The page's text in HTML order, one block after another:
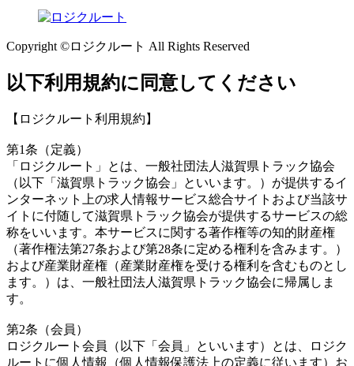
Copyright ©ロジクルート All Rights Reserved
以下利用規約に同意してください
【ロジクルート利用規約】
第1条（定義）
「ロジクルート」とは、一般社団法人滋賀県トラック協会
（以下「滋賀県トラック協会」といいます。）が提供するイ
ンターネット上の求人情報サービス総合サイトおよび当該サ
イトに付随して滋賀県トラック協会が提供するサービスの総
称をいいます。本サービスに関する著作権等の知的財産権
（著作権法第27条および第28条に定める権利を含みます。）
および産業財産権（産業財産権を受ける権利を含むものとし
ます。）は、一般社団法人滋賀県トラック協会に帰属しま
す。
第2条（会員）
ロジクルート会員（以下「会員」といいます）とは、ロジク
ルートに個人情報（個人情報保護法上の定義に従います）お